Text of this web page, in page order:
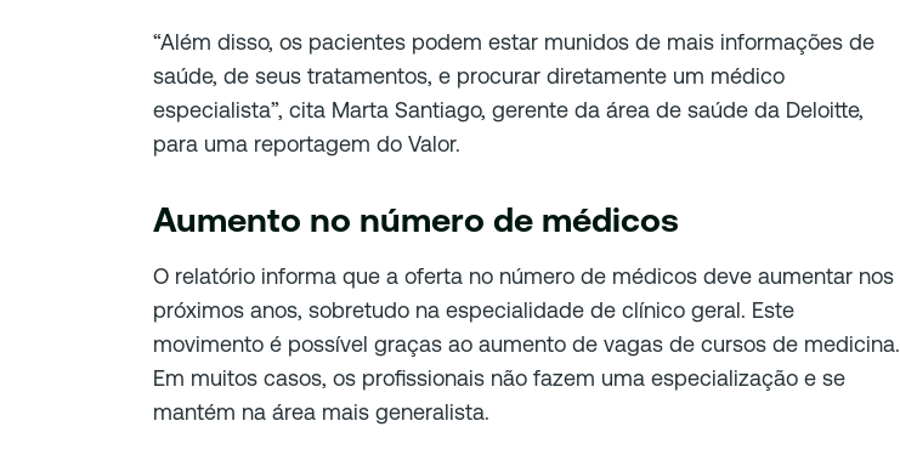
“Além disso, os pacientes podem estar munidos de mais informações de
saúde, de seus tratamentos, e procurar diretamente um médico
especialista”, cita Marta Santiago, gerente da área de saúde da Deloitte,
para uma reportagem do Valor.
Aumento no número de médicos
O relatório informa que a oferta no número de médicos deve aumentar nos
próximos anos, sobretudo na especialidade de clínico geral. Este
movimento é possível graças ao aumento de vagas de cursos de medicina.
Em muitos casos, os profissionais não fazem uma especialização e se
mantém na área mais generalista.